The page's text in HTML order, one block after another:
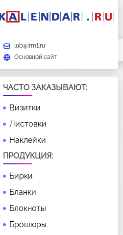
lub@irm1.ru
Основной сайт
ЧАСТО ЗАКАЗЫВАЮТ:
Визитки
Листовки
Наклейки
ПРОДУКЦИЯ:
Бирки
Бланки
Блокноты
Брошюры